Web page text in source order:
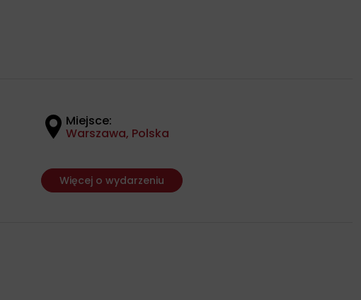
Miejsce:
Warszawa, Polska
Więcej o wydarzeniu